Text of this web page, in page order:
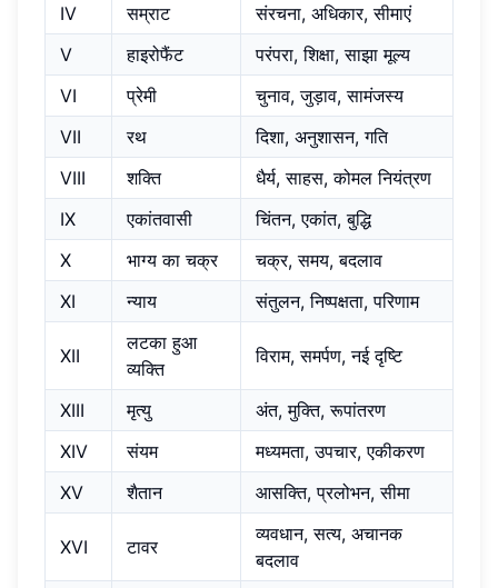
IV
सम्राट
संरचना, अधिकार, सीमाएं
V
हाइरोफैंट
परंपरा, शिक्षा, साझा मूल्य
VI
प्रेमी
चुनाव, जुड़ाव, सामंजस्य
VII
रथ
दिशा, अनुशासन, गति
VIII
शक्ति
धैर्य, साहस, कोमल नियंत्रण
IX
एकांतवासी
चिंतन, एकांत, बुद्धि
X
भाग्य का चक्र
चक्र, समय, बदलाव
XI
न्याय संतुलन, निष्पक्षता, परिणाम
XII
लटका हुआ
व्यक्ति
विराम, समर्पण, नई दृष्टि
XIII मृत्यु
अंत, मुक्ति, रूपांतरण
XIV
संयम
मध्यमता, उपचार, एकीकरण
XV
शैतान आसक्ति, प्रलोभन, सीमा
XVI टावर
व्यवधान, सत्य, अचानक
बदलाव